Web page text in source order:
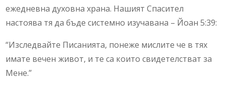
ежедневна духовна храна. Нашият Спасител
настоява тя да бъде системно изучавана – Йоан 5:39:
“Изследвайте Писанията, понеже мислите че в тях
имате вечен живот, и те са които свидетелстват за
Мене.”